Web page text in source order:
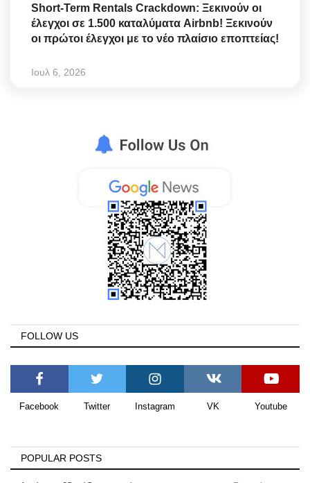
Short-Term Rentals Crackdown: Ξεκινούν οι
έλεγχοι σε 1.500 καταλύματα Airbnb! Ξεκινούν
οι πρώτοι έλεγχοι με το νέο πλαίσιο εποπτείας!
Ιουλ 6, 2026
FOLLOW US
Facebook Twitter Instagram VK Youtube
POPULAR POSTS